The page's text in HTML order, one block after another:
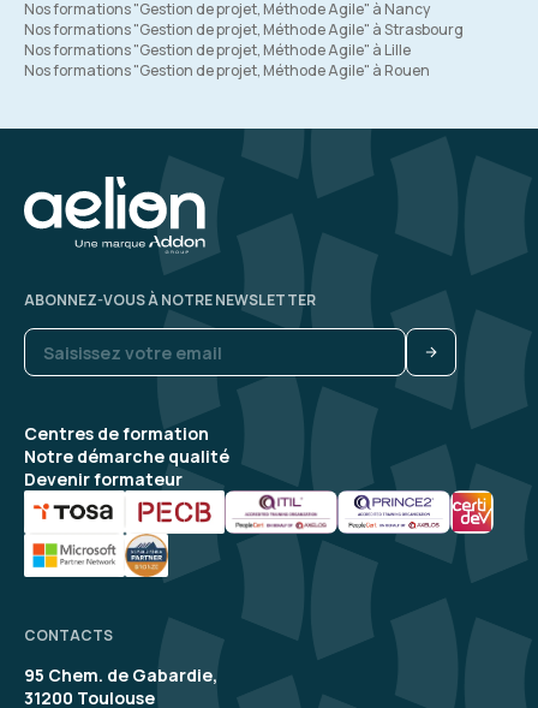
Nos formations "Gestion de projet, Méthode Agile" à Nancy
Nos formations "Gestion de projet, Méthode Agile" à Strasbourg
Nos formations "Gestion de projet, Méthode Agile" à Lille
Nos formations "Gestion de projet, Méthode Agile" à Rouen
Centres de formation
Notre démarche qualité
Devenir formateur
ABONNEZ-VOUS À NOTRE NEWSLETTER
CONTACTS
95 Chem. de Gabardie,
31200 Toulouse